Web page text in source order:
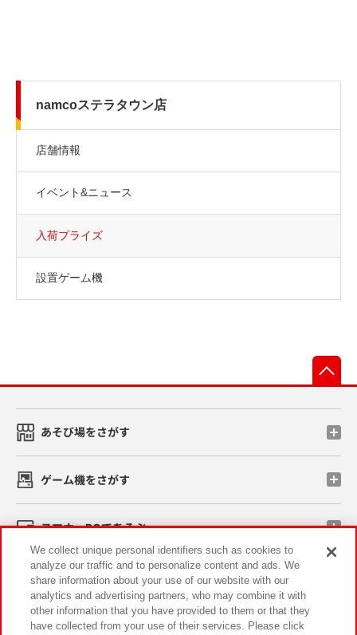
namcoステラタウン店
店舗情報
イベント&ニュース
入荷プライズ
設置ゲーム機
あそび場をさがす
ゲーム機をさがす
スマホ・PCであそぶ
イベント・キャンペーン
We collect unique personal identifiers such as cookies to
analyze our traffic and to personalize content and ads. We
share information about your use of our website with our
analytics and advertising partners, who may combine it with
other information that you have provided to them or that they
have collected from your use of their services. Please click